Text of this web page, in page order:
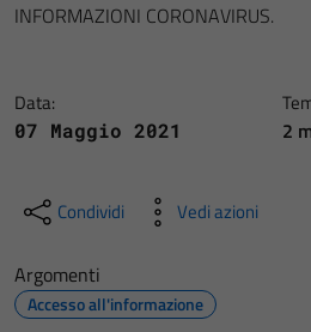
INFORMAZIONI CORONAVIRUS.
Data:
07 Maggio 2021 2
Condividi Vedi azioni
Argomenti
Accesso all'informazione